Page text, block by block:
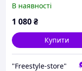
В наявності
1 080₴
Купити
"Freestyle-store"